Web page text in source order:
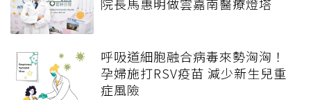
院長馬惠明做雲嘉南醫療燈塔
呼吸道細胞融合病毒來勢洶洶！
孕婦施打RSV疫苗 減少新生兒重
症風險